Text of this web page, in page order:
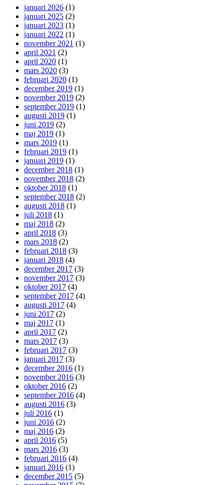
januari 2026 (1)
januari 2025 (2)
januari 2023 (1)
januari 2022 (1)
november 2021 (1)
april 2021 (2)
april 2020 (1)
mars 2020 (3)
februari 2020 (1)
december 2019 (1)
november 2019 (2)
september 2019 (1)
augusti 2019 (1)
juni 2019 (2)
maj 2019 (1)
mars 2019 (1)
februari 2019 (1)
januari 2019 (1)
december 2018 (1)
november 2018 (2)
oktober 2018 (1)
september 2018 (2)
augusti 2018 (1)
juli 2018 (1)
maj 2018 (2)
april 2018 (3)
mars 2018 (2)
februari 2018 (3)
januari 2018 (4)
december 2017 (3)
november 2017 (3)
oktober 2017 (4)
september 2017 (4)
augusti 2017 (4)
juni 2017 (2)
maj 2017 (1)
april 2017 (2)
mars 2017 (3)
februari 2017 (3)
januari 2017 (3)
december 2016 (1)
november 2016 (3)
oktober 2016 (2)
september 2016 (4)
augusti 2016 (3)
juli 2016 (1)
juni 2016 (2)
maj 2016 (2)
april 2016 (5)
mars 2016 (3)
februari 2016 (4)
januari 2016 (1)
december 2015 (5)